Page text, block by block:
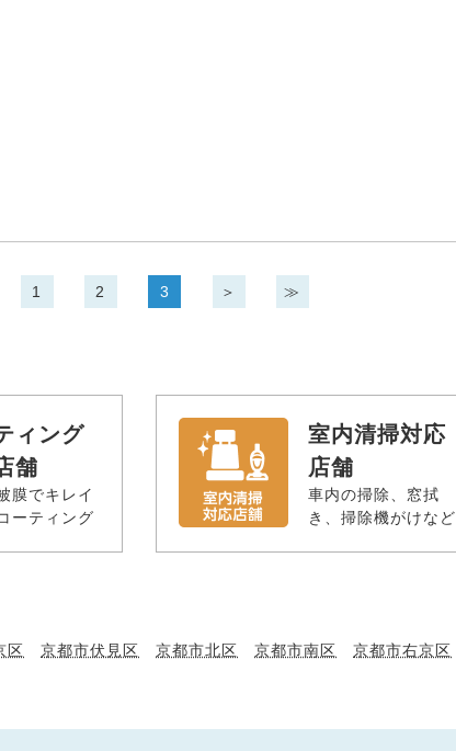
1 2 3 ＞ ≫
ィング
舗
膜でキレイ
ーティング
室内清掃対応
店舗
車内の掃除、窓拭
き、掃除機がけなど
区 京都市伏見区 京都市北区 京都市南区
京都市右京区